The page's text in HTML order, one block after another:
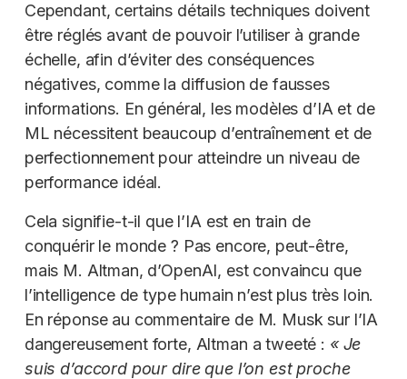
Cependant, certains détails techniques doivent
être réglés avant de pouvoir l’utiliser à grande
échelle, afin d’éviter des conséquences
négatives, comme la diffusion de fausses
informations. En général, les modèles d’IA et de
ML nécessitent beaucoup d’entraînement et de
perfectionnement pour atteindre un niveau de
performance idéal.
Cela signifie-t-il que l’IA est en train de
conquérir le monde ? Pas encore, peut-être,
mais M. Altman, d’OpenAI, est convaincu que
l’intelligence de type humain n’est plus très loin.
En réponse au commentaire de M. Musk sur l’IA
dangereusement forte, Altman a tweeté : « Je
suis d’accord pour dire que l’on est proche